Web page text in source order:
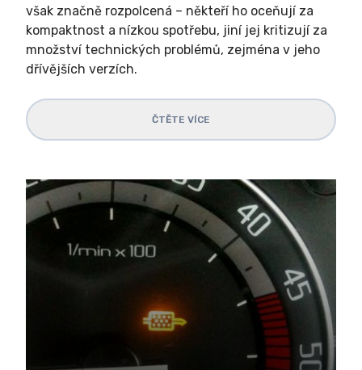
však značně rozpolcená – někteří ho oceňují za
kompaktnost a nízkou spotřebu, jiní jej kritizují za
množství technických problémů, zejména v jeho
dřívějších verzích.
ČTĚTE VÍCE